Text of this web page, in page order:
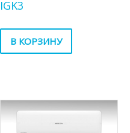
IGK3
В КОРЗИНУ